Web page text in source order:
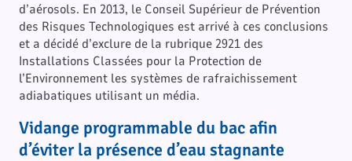
d’aérosols. En 2013, le Conseil Supérieur de Prévention
des Risques Technologiques est arrivé à ces conclusions
et a décidé d’exclure de la rubrique 2921 des
Installations Classées pour la Protection de
l’Environnement les systèmes de rafraichissement
adiabatiques utilisant un média.
Vidange programmable du bac afin
d’éviter la présence d’eau stagnante